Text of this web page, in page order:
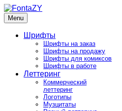
Skip
to
content
FontaZY
Fonts and pictures by Zakhar
Menu
Шрифты
Шрифты на заказ
Шрифты на продажу
Шрифты для комиксов
Шрифты в работе
Леттеринг
Коммерческий
леттеринг
Логотипы
Музцитаты